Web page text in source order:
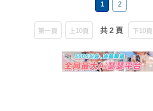
1 2
第一頁 上10頁 共 2 頁 下10頁